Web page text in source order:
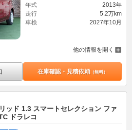
年式
2013年
走行
5.2万km
車検
2027年10月
他の情報を開く
在庫確認・見積依頼（無料）
ッド 1.3 スマートセレクション ファ
ドラレコ